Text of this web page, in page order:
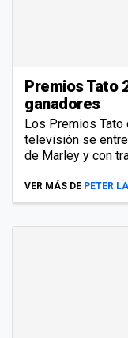
Premios Tato
ganadores
Los Premios Tato
televisión se
de Marley y con
VER MÁS DE PETER